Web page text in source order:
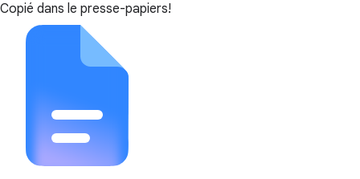
Copié dans le presse-papiers!